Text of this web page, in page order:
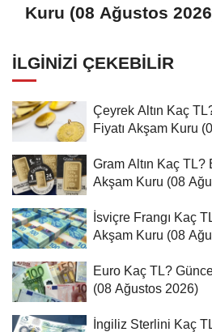
Kuru (08 Ağustos
İLGINIZI ÇEKEBILIR
Çeyrek Altın Kaç
Fiyatı Akşam Kuru
Gram Altın Kaç TL?
Akşam Kuru (08
İsviçre Frangı Kaç
Akşam Kuru (08
Euro Kaç TL?
(08 Ağustos 2026)
İngiliz Sterlini Kaç